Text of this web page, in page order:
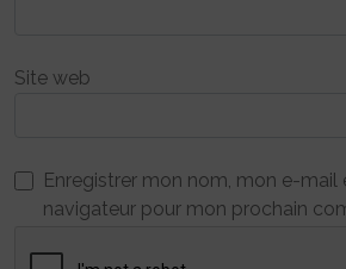
Site web
Enregistrer mon nom, mon e-
navigateur pour mon prochain